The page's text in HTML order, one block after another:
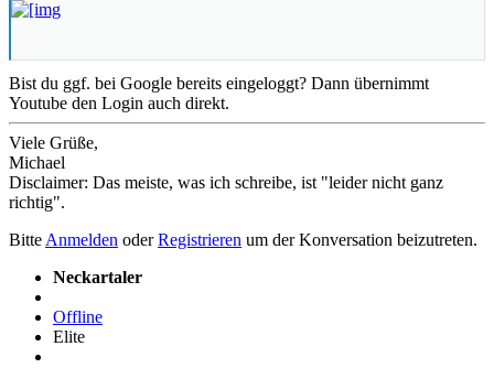
Bist du ggf. bei Google bereits eingeloggt? Dann übernimmt
Youtube den Login auch direkt.
Viele Grüße,
Michael
Disclaimer: Das meiste, was ich schreibe, ist "leider nicht ganz
richtig".
Bitte Anmelden oderRegistrieren um der Konversation beizutreten.
Neckartaler
Offline
Elite